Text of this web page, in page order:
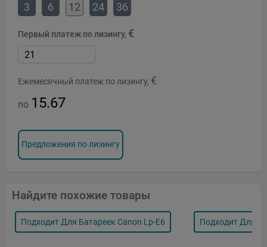
3 6 12 24 36
Первый платеж по лизингу, €
Ежемесячный платеж по лизингу, €
no 15.67
Предложения по лизингу
Найдите похожие товары
Подходит Для Батареек Canon Lp-E6 Подходит Для